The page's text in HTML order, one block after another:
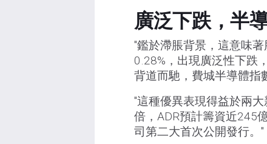
廣泛下跌，半
"鑑於滯脹背景，這意味
0.28%，出現廣泛性下跌
背道而馳，費城半導體指
"這種優異表現得益於兩
倍，ADR預計籌資近245
司第二大首次公開發行。"